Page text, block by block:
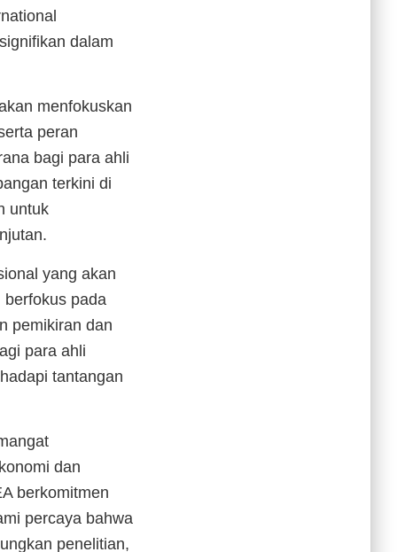
dalam
menfokuskan
peran
bagi para ahli
terkini di
untuk
yang akan
berfokus pada
pemikiran dan
para ahli
tantangan
dan
berkomitmen
percaya bahwa
penelitian,